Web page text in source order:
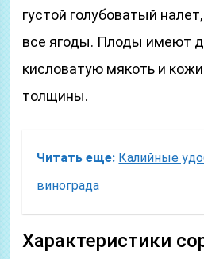
густой голубоватый
все ягоды. Плоды имеют
кисловатую мякоть и
толщины.
Читать еще: Калийные
винограда
Характеристики